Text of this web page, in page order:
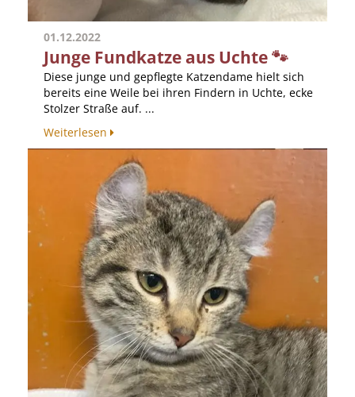
01.12.2022
Junge Fundkatze aus Uchte 🐾
Diese junge und gepflegte Katzendame hielt sich
bereits eine Weile bei ihren Findern in Uchte, ecke
Stolzer Straße auf. ...
Weiterlesen